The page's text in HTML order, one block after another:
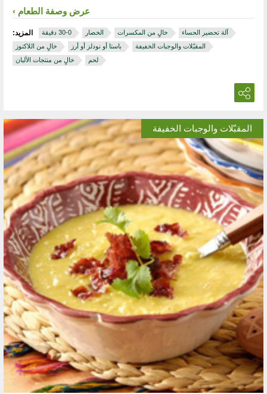
عرض وصفة الطعام
المزيد: الخضار خالٍ من المكسرات
آلة تحضير الحساء
خالٍ من اللاكتوز
باستا أو نودلز أو أرز
المقبّلات والوجبات الخفيفة
خالٍ من منتجات الألبان
لحم
المقبّلات والوجبات الخفيفة